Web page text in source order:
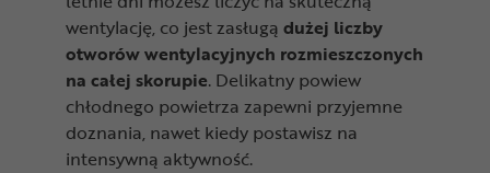
wentylację, co jest zasługą dużej liczby
otworów wentylacyjnych rozmieszczonych
na całej skorupie. Delikatny powiew
chłodnego powietrza zapewni przyjemne
doznania, nawet kiedy postawisz na
intensywną aktywność.